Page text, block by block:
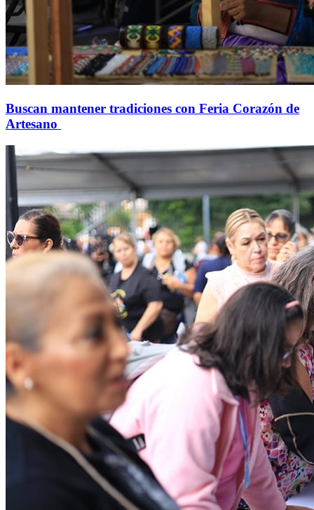
Buscan mantener tradiciones con Feria Corazón de
Artesano